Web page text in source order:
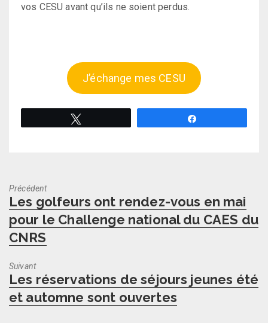
vos CESU avant qu’ils ne soient perdus.
J’échange mes CESU
Précédent
Previous
post:
Les golfeurs ont rendez-vous en mai
pour le Challenge national du CAES du
CNRS
Suivant
Next
post:
Les réservations de séjours jeunes été
et automne sont ouvertes